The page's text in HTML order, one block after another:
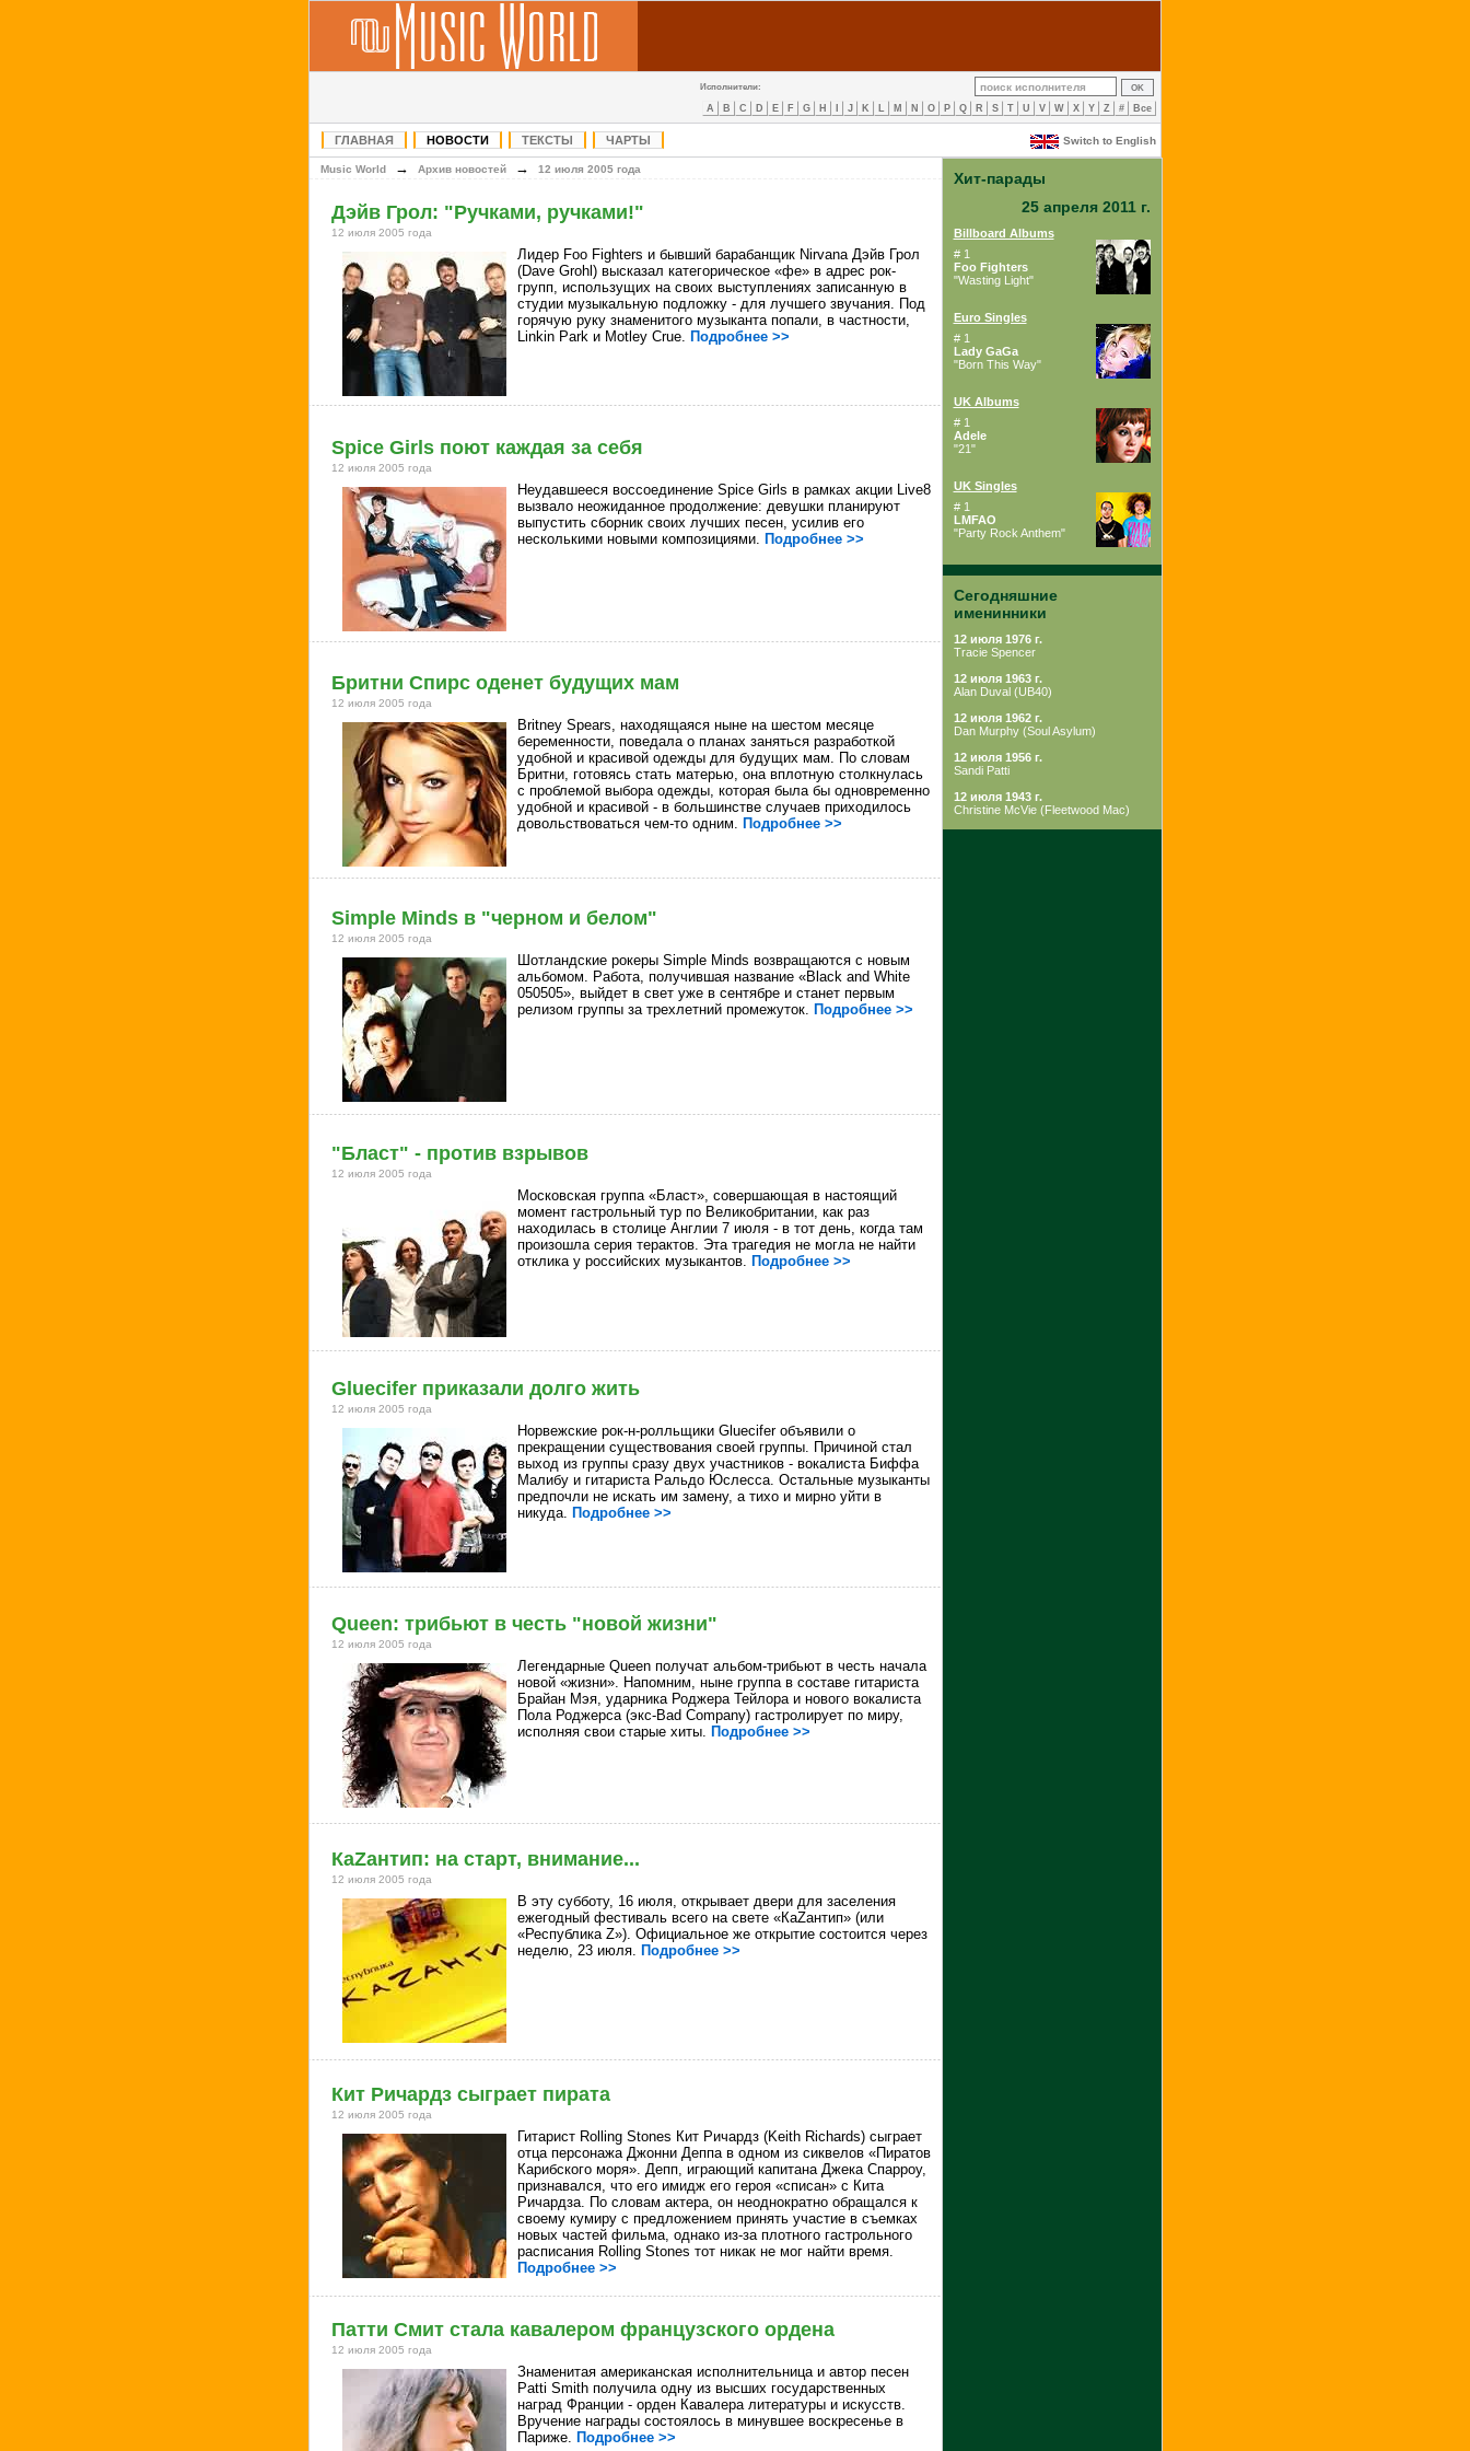
Исполнители:
A B C D E F G H J K L M N O P Q R S T U V W X Y Z # Все
ГЛАВНАЯ НОВОСТИ ТЕКСТЫ ЧАРТЫ Switch to English
Хит-парады
25 апреля 2011 г.
Billboard Albums
# 1
Foo Fighters
"Wasting Light"
Euro Singles
# 1
Lady GaGa
"Born This Way"
UK Albums
# 1
Adele
"21"
UK Singles
# 1
LMFAO
"Party Rock Anthem"
Сегодняшние
именинники
12 июля 1976 г.
Tracie Spencer
12 июля 1963 г.
Alan Duval(UB40)
12 июля 1962 г.
Dan Murphy(Soul Asylum)
12 июля 1956 г.
Sandi Patti
12 июля 1943 г.
Christine McVie(Fleetwood Mac)
Music World→ Архив новостей→ 12 июля 2005 года
Дэйв Грол: "Ручками, ручками!"
12 июля 2005 года
Лидер Foo Fighters и бывший барабанщик Nirvana Дэйв Грол
(Dave Grohl) высказал категорическое «фе» в адрес рок-
групп, использущих на своих выступлениях записанную в
студии музыкальную подложку - для лучшего звучания. Под
горячую руку знаменитого музыканта попали, в частности,
Linkin Park и Motley Crue. Подробнее >>
Spice Girls поют каждая за себя
12 июля 2005 года
Неудавшееся воссоединение Spice Girls в рамках акции Live8
вызвало неожиданное продолжение: девушки планируют
выпустить сборник своих лучших песен, усилив его
несколькими новыми композициями. Подробнее >>
Бритни Спирс оденет будущих мам
12 июля 2005 года
Britney Spears, находящаяся ныне на шестом месяце
беременности, поведала о планах заняться разработкой
удобной и красивой одежды для будущих мам. По словам
Бритни, готовясь стать матерью, она вплотную столкнулась
с проблемой выбора одежды, которая была бы одновременно
удобной и красивой - в большинстве случаев приходилось
довольствоваться чем-то одним. Подробнее >>
Simple Minds в "черном и белом"
12 июля 2005 года
Шотландские рокеры Simple Minds возвращаются с новым
альбомом. Работа, получившая название «Black and White
050505», выйдет в свет уже в сентябре и станет первым
релизом группы за трехлетний промежуток. Подробнее >>
"Бласт" - против взрывов
12 июля 2005 года
Московская группа «Бласт», совершающая в настоящий
момент гастрольный тур по Великобритании, как раз
находилась в столице Англии 7 июля - в тот день, когда там
произошла серия терактов. Эта трагедия не могла не найти
отклика у российских музыкантов. Подробнее >>
Gluecifer приказали долго жить
12 июля 2005 года
Норвежские рок-н-ролльщики Gluecifer объявили о
прекращении существования своей группы. Причиной стал
выход из группы сразу двух участников - вокалиста Биффа
Малибу и гитариста Ральдо Юслесса. Остальные музыканты
предпочли не искать им замену, а тихо и мирно уйти в
никуда. Подробнее >>
Queen: трибьют в честь "новой жизни"
12 июля 2005 года
Легендарные Queen получат альбом-трибьют в честь начала
новой «жизни». Напомним, ныне группа в составе гитариста
Брайан Мэя, ударника Роджера Тейлора и нового вокалиста
Пола Роджерса (экс-Bad Company) гастролирует по миру,
исполняя свои старые хиты. Подробнее >>
КаZантип: на старт, внимание...
12 июля 2005 года
В эту субботу, 16 июля, открывает двери для заселения
ежегодный фестиваль всего на свете «КаZантип» (или
«Республика Z»). Официальное же открытие состоится через
неделю, 23 июля. Подробнее >>
Кит Ричардз сыграет пирата
12 июля 2005 года
Гитарист Rolling Stones Кит Ричардз (Keith Richards) сыграет
отца персонажа Джонни Деппа в одном из сиквелов «Пиратов
Карибского моря». Депп, играющий капитана Джека Спарроу,
признавался, что его имидж его героя «списан» с Кита
Ричардза. По словам актера, он неоднократно обращался к
своему кумиру с предложением принять участие в съемках
новых частей фильма, однако из-за плотного гастрольного
расписания Rolling Stones тот никак не мог найти время.
Подробнее >>
Патти Смит стала кавалером французского ордена
12 июля 2005 года
Знаменитая американская исполнительница и автор песен
Patti Smith получила одну из высших государственных
наград Франции - орден Кавалера литературы и искусств.
Вручение награды состоялось в минувшее воскресенье в
Париже. Подробнее >>